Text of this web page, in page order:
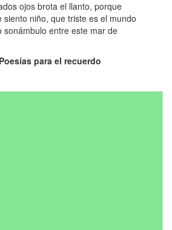
ojos brota el llanto, porque
siento niño, que triste es el mundo
sonámbulo entre este mar de
para el recuerdo